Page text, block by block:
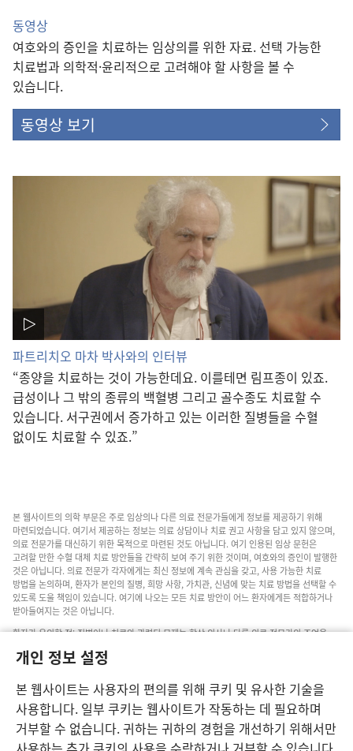
개인 정보 설정
본 웹사이트는 사용자의 편의를 위해 쿠키 및 유사한 기술을
사용합니다. 일부 쿠키는 웹사이트가 작동하는 데 필요하며
거부할 수 없습니다. 귀하는 귀하의 경험을 개선하기 위해서만
동영상
여호와의 증인을 치료하는 임상의를 위한 자료. 선택 가능한
치료법과 의학적·윤리적으로 고려해야 할 사항을 볼 수
있습니다.
동영상 보기
파트리치오 마차 박사와의 인터뷰
“종양을 치료하는 것이 가능한데요. 이를테면 림프종이 있죠.
급성이나 그 밖의 종류의 백혈병 그리고 골수종도 치료할 수
있습니다. 서구권에서 증가하고 있는 이러한 질병들을 수혈
없이도 치료할 수 있죠.”
본 웹사이트의 의학 부문은 주로 임상의나 다른 의료 전문가들에게 정보를 제공하기 위해
마련되었습니다. 여기서 제공하는 정보는 의료 상담이나 치료 권고 사항을 담고 있지 않으며,
의료 전문가를 대신하기 위한 목적으로 마련된 것도 아닙니다. 여기 인용된 임상 문헌은
고려할 만한 수혈 대체 치료 방안들을 간략히 보여 주기 위한 것이며, 여호와의 증인이 발행한
것은 아닙니다. 의료 전문가 각자에게는 최신 정보에 계속 관심을 갖고, 사용 가능한 치료
방법을 논의하며, 환자가 본인의 질병, 희망 사항, 가치관, 신념에 맞는 치료 방법을 선택할 수
있도록 도울 책임이 있습니다. 여기에 나오는 모든 치료 방안이 어느 환자에게든 적합하거나
받아들여지는 것은 아닙니다.
환자가 유의할 점: 질병이나 치료와 관련된 문제는 항상 의사나 다른 의료 전문가의 조언을
본 웹사이트의 이용은 이 사이트 약관의 제약을 받습니다.
보기 설정